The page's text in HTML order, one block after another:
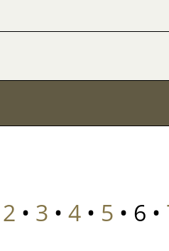
2 • 3 • 4• 5 • 6 •